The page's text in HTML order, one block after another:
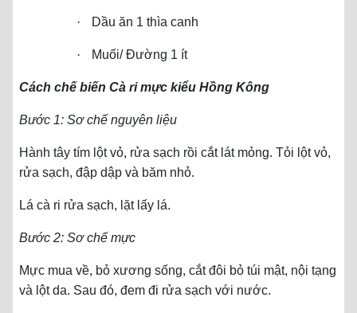
· Dầu ăn 1 thìa canh
· Muối/ Đường 1 ít
Cách chế biến Cà ri mực kiểu Hồng Kông
Bước 1: Sơ chế nguyên liệu
Hành tây tím lột vỏ, rửa sạch rồi cắt lát mỏng. Tỏi lột vỏ,
rửa sạch, đập dập và băm nhỏ.
Lá cà ri rửa sạch, lặt lấy lá.
Bước 2: Sơ chế mực
Mực mua về, bỏ xương sống, cắt đôi bỏ túi mật, nội tạng
và lột da. Sau đó, đem đi rửa sạch với nước.